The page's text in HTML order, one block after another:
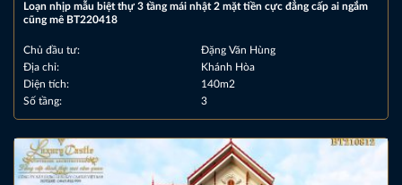
Loạn nhịp mẫu biệt thự 3 tầng mái nhật 2 mặt tiền cực đẳng cấp ai ngắm
cũng mê BT220418
Chủ đầu tư:
Đặng Văn Hùng
Địa chỉ:
Khánh Hòa
Diện tích:
140m2
Số tầng:
3